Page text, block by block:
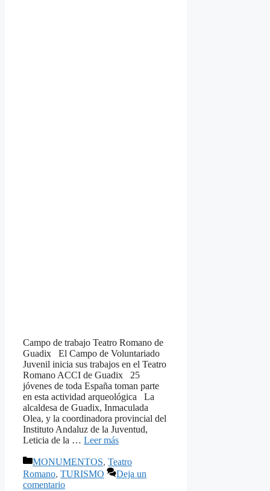
Campo de trabajo Teatro Romano de
Guadix El Campo de Voluntariado
Juvenil inicia sus trabajos en el Teatro
Romano ACCI de Guadix 25
jóvenes de toda España toman parte
en esta actividad arqueológica La
alcaldesa de Guadix, Inmaculada
Olea, y la coordinadora provincial del
Instituto Andaluz de la Juventud,
Leticia de la … Leer más
Categorías
MONUMENTOS, Teatro
Romano, TURISMO
Deja un
comentario